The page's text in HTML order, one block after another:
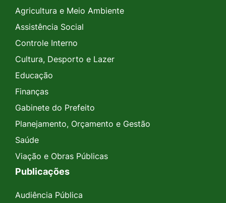
Agricultura e Meio Ambiente
Assistência Social
Controle Interno
Cultura, Desporto e Lazer
Educação
Finanças
Gabinete do Prefeito
Planejamento, Orçamento e Gestão
Saúde
Viação e Obras Públicas
Publicações
Audiência Pública